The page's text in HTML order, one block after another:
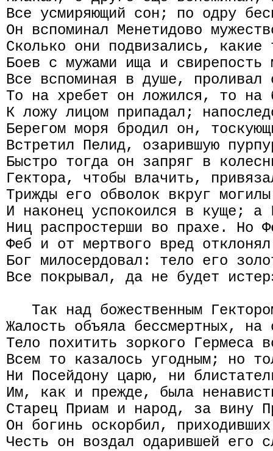
Все усмиряющий сон; по одру
Он вспоминал Менетидово
Сколько они подвизались,
Боев с мужами ища и
Все вспоминая в душе,
То на хребет он ложился, то
К ложу лицом припадал;
Берегом моря бродил он,
Встретил Пелид, озарившую
Быстро тогда он запряг в
Гектора, чтобы влачить,
Трижды его обволок вкруг
И наконец успокоился в куще;
Ниц распростерши во прахе. Но
Феб и от мертвого вред
Бог милосердовал: тело его
Все покрывал, да не будет
Так над божественным
Жалость объяла бессмертных,
Тело похитить зоркого Гермеса
Всем то казалось угодным; но
Ни Посейдону царю, ни
Им, как и прежде, была
Старец Приам и народ, за вину
Он богинь оскорбил,
Честь он воздал одарившей